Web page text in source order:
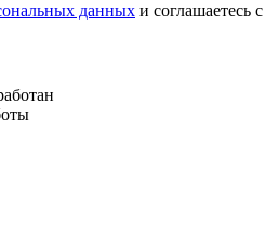
данных и соглашаетесь с